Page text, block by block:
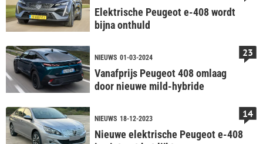
Elektrische Peugeot e-408 wordt
bijna onthuld
NIEUWS 01-03-2024
Vanafprijs Peugeot 408 omlaag
door nieuwe mild-hybride
23
NIEUWS 18-12-2023
Nieuwe elektrische Peugeot e-408
14